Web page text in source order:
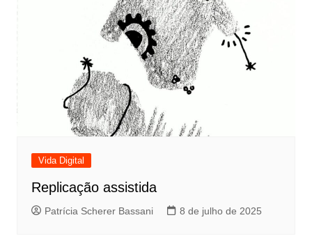
Vida Digital
Replicação assistida
Patrícia Scherer Bassani 8 de julho de 2025